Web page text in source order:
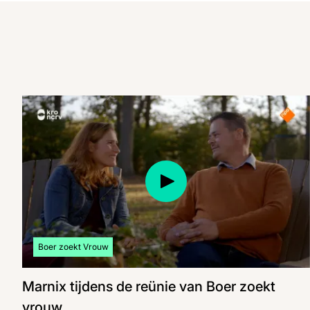
Bekijk meer artikelen over:
Boer zoekt Vrouw
Marnix tijdens de reünie van Boer zoekt